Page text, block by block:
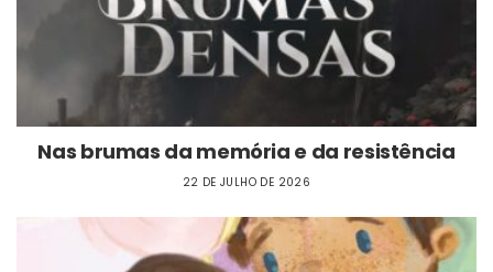
Nas brumas da memória e da resistência
22 DE JULHO DE 2026